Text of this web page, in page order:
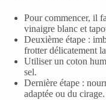
Pour commencer, il
vinaigre blanc et
Deuxième étape :
frotter délicatement
Utiliser un coton
sel.
Dernière étape :
adaptée ou du cirage.